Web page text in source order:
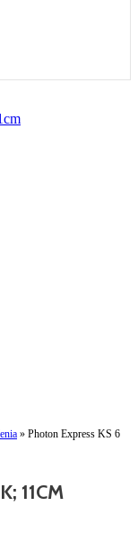
» Photon Express KS 6
11CM